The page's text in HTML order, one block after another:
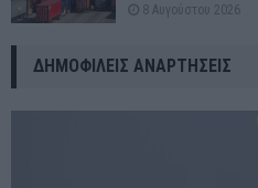
8 Αυγούστου 2026
ΔΗΜΟΦΙΛΕΊΣ ΑΝΑΡΤΉΣΕΙΣ